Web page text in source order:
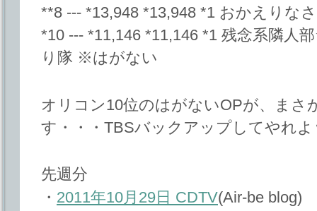
**8 --- *13,948 *13,948 *1 おかえりな
*10 --- *11,146 *11,146 *1 残念系隣
り隊 ※はがない
オリコン10位のはがないOPが、まさ
す・・・TBSバックアップしてやれよ
先週分
・ 2011年10月29日 CDTV(Air-be blog)